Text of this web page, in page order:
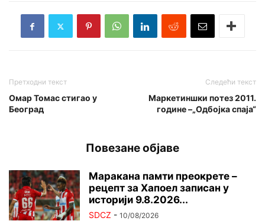
Претходни текст
Омар Томас стигао у
Београд
Следећи текст
Маркетиншки потез 2011.
године –„Одбојка спаја“
Повезане објаве
Маракана памти преокрете –
рецепт за Хапоел записан у
историји 9.8.2026...
SDCZ - 10/08/2026